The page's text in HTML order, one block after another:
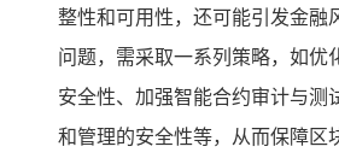
整性和可用性，还可能引发金融
问题，需采取一系列策略，如优
安全性、加强智能合约审计与测
和管理的安全性等，从而保障区